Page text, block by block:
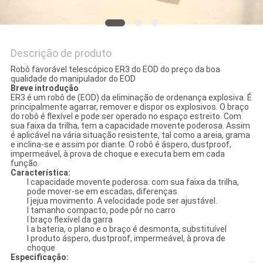
Descrição de produto
Robô favorável telescópico ER3 do EOD do preço da boa
qualidade do manipulador do EOD
Breve introdução
ER3 é um robô de (EOD) da eliminação de ordenança explosiva. É
principalmente agarrar, remover e dispor os explosivos. O braço
do robô é flexível e pode ser operado no espaço estreito. Com
sua faixa da trilha, tem a capacidade movente poderosa. Assim
é aplicável na vária situação resistente, tal como a areia, grama
e inclina-se e assim por diante. O robô é áspero, dustproof,
impermeável, à prova de choque e executa bem em cada
função.
Característica:
l capacidade movente poderosa: com sua faixa da trilha,
pode mover-se em escadas, diferenças.
l jejua movimento. A velocidade pode ser ajustável.
l tamanho compacto, pode pôr no carro
l braço flexível da garra
l a bateria, o plano e o braço é desmonta, substituível
l produto áspero, dustproof, impermeável, à prova de
choque
Especificação: